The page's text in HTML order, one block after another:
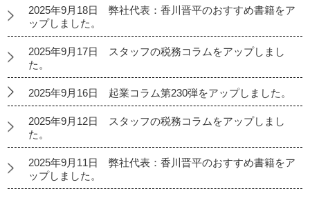
2025年9月18日 弊社代表：香川晋平のおすすめ書籍をア
ップしました。
2025年9月17日 スタッフの税務コラムをアップしまし
た。
2025年9月16日 起業コラム第230弾をアップしました。
2025年9月12日 スタッフの税務コラムをアップしまし
た。
2025年9月11日 弊社代表：香川晋平のおすすめ書籍をア
ップしました。